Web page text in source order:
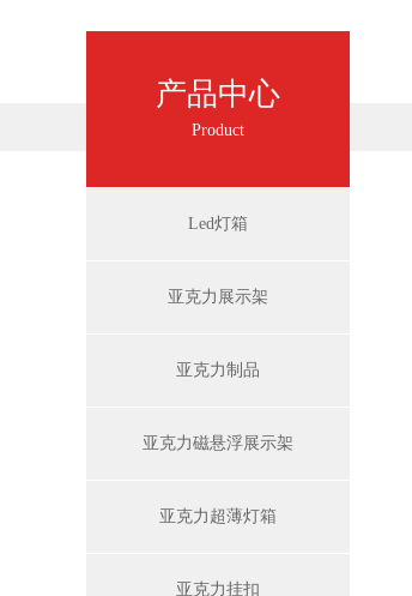
产品中心
Product
Led灯箱
亚克力展示架
亚克力制品
亚克力磁悬浮展示架
亚克力超薄灯箱
亚克力挂扣